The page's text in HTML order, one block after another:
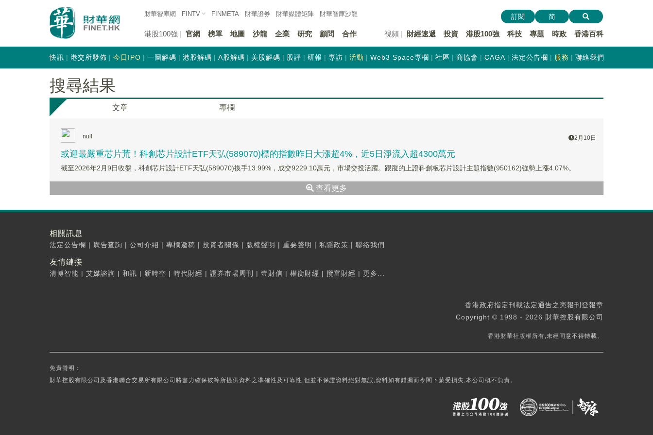
財華智庫網 FINTV FINMETA 財華證券 財華媒體矩陣 財華智庫沙龍
港股100強 官網 榜單 地圖 沙龍 企業 研究 顧問 合作 視頻 財經速遞 投資 港股100強 科技 專題 時政 香港百科
訂閱 简
快訊 港交所發佈 今日IPO 一圖解碼 港股解碼 A股解碼 美股解碼 股評 研報 專訪 活動 Web3 Space專欄 社區 商協會 CAGA 法定公告欄 服務 聯絡我們
搜尋結果
文章 專欄
null 2月10日
或迎最嚴重芯片荒！科創芯片設計ETF天弘(589070)標的指數昨日大漲超4%，近5日淨流入超4300萬元
截至2026年2月9日收盤，科創芯片設計ETF天弘(589070)換手13.99%，成交9229.10萬元，市場交投活躍。跟蹤的上證科創板芯片設計主題指數(950162)強勢上漲4.07%。
查看更多
相關訊息
法定公告欄 | 廣告查詢 | 公司介紹 | 專欄邀稿 | 投資者關係 | 版權聲明 | 重要聲明 | 私隱政策 | 聯絡我們
友情鏈接
清博智能 | 艾媒諮詢 | 和訊 | 新時空 | 時代財經 | 證券市場周刊 | 壹財信 | 權衡財經 | 攬富財經 | 更多...
香港政府指定刊載法定通告之憲報刊登報章
Copyright © 1998 - 2026 財華控股有限公司
香港財華社版權所有,未經同意不得轉載。
免責聲明：
財華控股有限公司及香港聯合交易所有限公司將盡力確保彼等所提供資料之準確性及可靠性,但並不保證資料絕對無誤,資料如有錯漏而令閣下蒙受損失,本公司概不負責。